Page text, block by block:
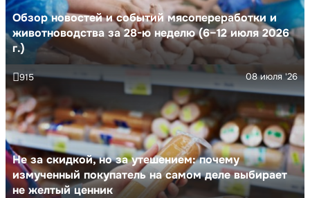
Обзор новостей и событий мясопереработки и
животноводства за 28-ю неделю (6–12 июля 2026
г.)
Не за скидкой, но за утешением: почему
измученный покупатель на самом деле выбирает
не желтый ценник
08 июля '26
915